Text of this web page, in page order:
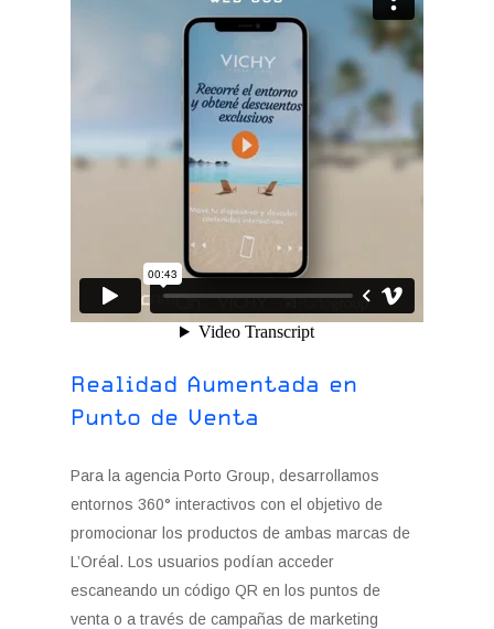
Realidad Aumentada en
Punto de Venta
Para la agencia Porto Group, desarrollamos
entornos 360° interactivos con el objetivo de
promocionar los productos de ambas marcas de
L’Oréal. Los usuarios podían acceder
escaneando un código QR en los puntos de
venta o a través de campañas de marketing